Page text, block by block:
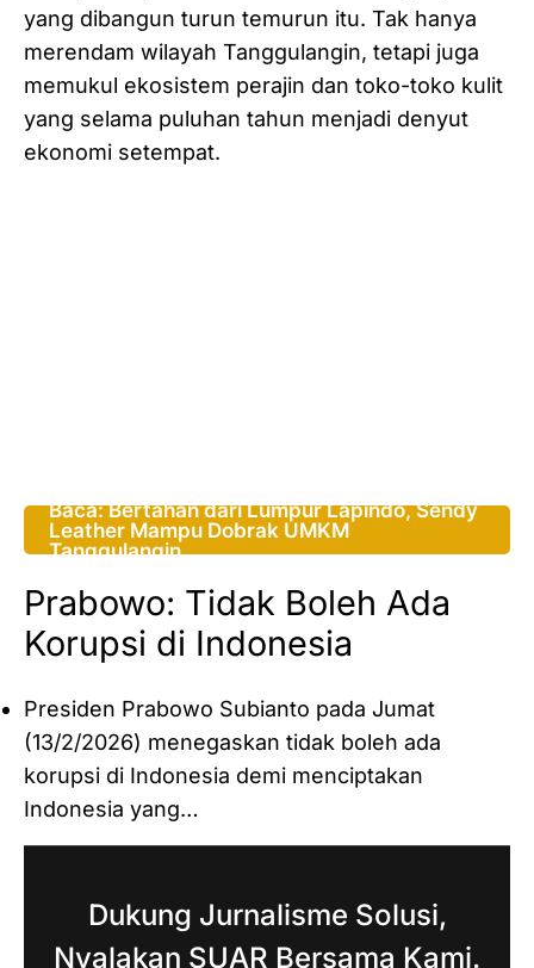
yang dibangun turun temurun itu. Tak hanya
merendam wilayah Tanggulangin, tetapi juga
memukul ekosistem perajin dan toko-toko kulit
yang selama puluhan tahun menjadi denyut
ekonomi setempat.
Baca: Bertahan dari Lumpur Lapindo, Sendy
Leather Mampu Dobrak UMKM
Tanggulangin
Prabowo: Tidak Boleh Ada
Korupsi di Indonesia
Presiden Prabowo Subianto pada Jumat
(13/2/2026) menegaskan tidak boleh ada
korupsi di Indonesia demi menciptakan
Indonesia yang…
Dukung Jurnalisme Solusi,
Nyalakan SUAR Bersama Kami.